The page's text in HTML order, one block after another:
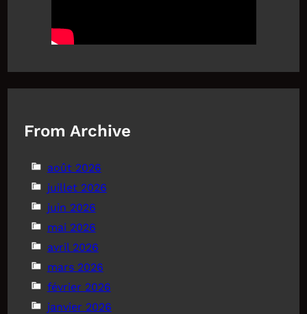
From Archive
août 2026
juillet 2026
juin 2026
mai 2026
avril 2026
mars 2026
février 2026
janvier 2026